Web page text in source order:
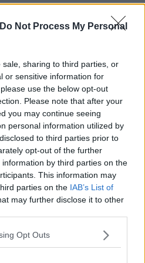
Do Not Process My Personal
sharing to third parties, or
or sensitive information for
use the below opt-out
Please note that after your
you may continue seeing
personal information utilized by
to third parties prior to
opt-out of the further
by third parties on the
This information may
parties on the IAB’s List of
may further disclose it to other
Opt Outs
di Mazara, Alfonso
anche altri personaggi di spicco
magistratura e forze dell’ordine un
può diventare
dicevaFalcone, e come tutti i
una sua evoluzione e avrà quindi
pensiero è sotto gli occhi di tutti
tempo.
casella di posta.